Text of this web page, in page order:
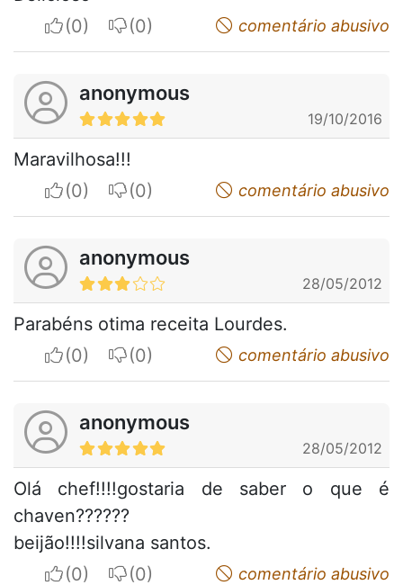
I apreciateI do not appreciatecomentário abusivo
anonymous
19/10/2016
Maravilhosa!!!
I apreciateI do not appreciatecomentário abusivo
anonymous
28/05/2012
Parabéns otima receita Lourdes.
I apreciateI do not appreciatecomentário abusivo
anonymous
28/05/2012
Olá chef!!!!gostaria de saber o que é
chaven??????
beijão!!!!silvana santos.
I apreciateI do not appreciatecomentário abusivo